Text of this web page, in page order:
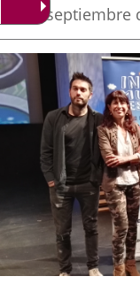
Fecha
de
la
noticia
30 de septiembre